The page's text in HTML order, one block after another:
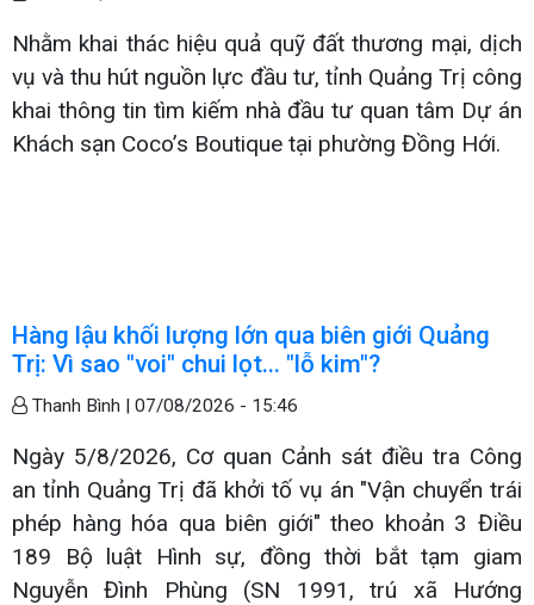
Nhằm khai thác hiệu quả quỹ đất thương mại, dịch
vụ và thu hút nguồn lực đầu tư, tỉnh Quảng Trị công
khai thông tin tìm kiếm nhà đầu tư quan tâm Dự án
Khách sạn Coco’s Boutique tại phường Đồng Hới.
Hàng lậu khối lượng lớn qua biên giới Quảng
Trị: Vì sao "voi" chui lọt... "lỗ kim"?
Thanh Bình | 07/08/2026 - 15:46
Ngày 5/8/2026, Cơ quan Cảnh sát điều tra Công
an tỉnh Quảng Trị đã khởi tố vụ án "Vận chuyển trái
phép hàng hóa qua biên giới" theo khoản 3 Điều
189 Bộ luật Hình sự, đồng thời bắt tạm giam
Nguyễn Đình Phùng (SN 1991, trú xã Hướng